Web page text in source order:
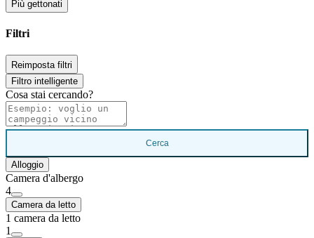
Più gettonati
Filtri
Reimposta filtri
Filtro intelligente
Cosa stai cercando?
Cerca
Alloggio
Camera d'albergo
4
Camera da letto
1 camera da letto
1